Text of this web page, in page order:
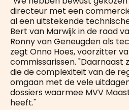
directeur met een
al een uitstekende
Bert van Marwijk in de raad
Ronny van Geneugden als
zegt Onno Hoes, voorzitter
commissarissen. "Daarnaast
die de complexiteit van de
omgaan met de vele
dossiers waarmee MVV
heeft."